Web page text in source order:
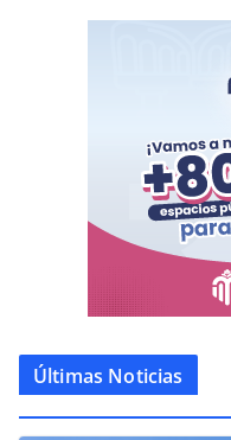
Últimas Noticias